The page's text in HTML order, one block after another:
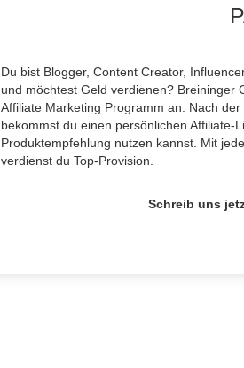
Du bist Blogger, Content Creator,
und möchtest Geld verdienen? Breininger
Affiliate Marketing Programm an. Nach der
bekommst du einen persönlichen Affiliate-
Produktempfehlung nutzen kannst. Mit
verdienst du Top-Provision.
Schreib uns